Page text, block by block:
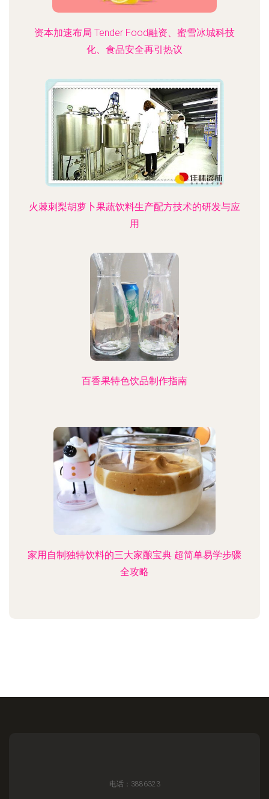
资本加速布局 Tender Food融资、蜜雪冰城科技
化、食品安全再引热议
火棘刺梨胡萝卜果蔬饮料生产配方技术的研发与应
用
百香果特色饮品制作指南
家用自制独特饮料的三大家酿宝典 超简单易学步骤
全攻略
电话：3886323